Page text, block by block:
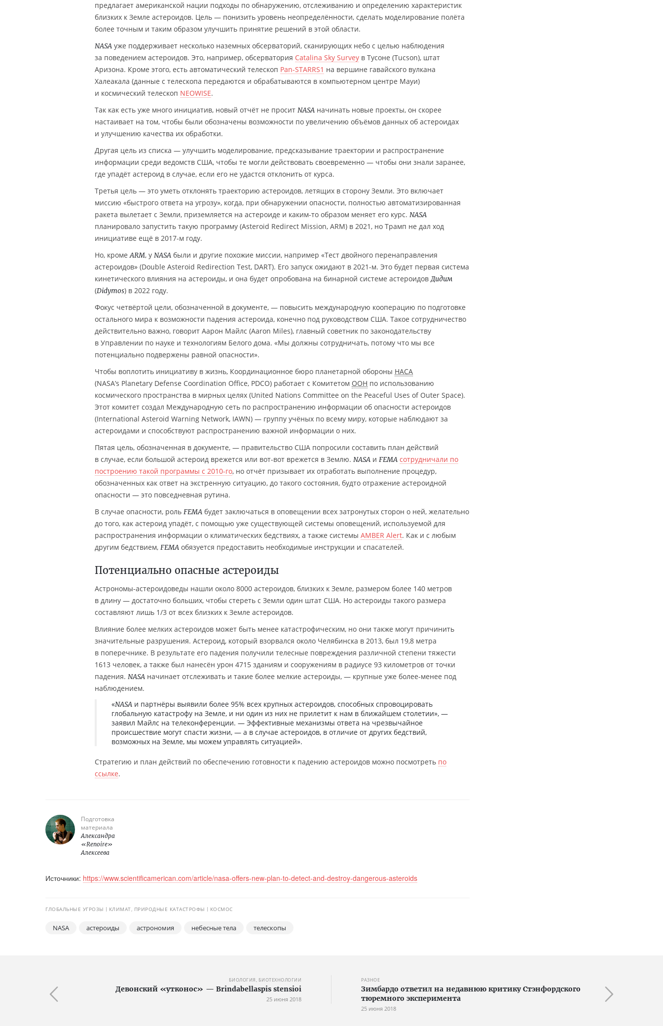
предлагает американской нации подходы по обнаружению, отслеживанию и определению характеристик
близких к Земле астероидов. Цель — понизить уровень неопределённости, сделать моделирование полёта
более точным и таким образом улучшить принятие решений в этой области.
NASA уже поддерживает несколько наземных обсерваторий, сканирующих небо с целью наблюдения
за поведением астероидов. Это, например, обсерватория Catalina Sky Survey в Тусоне (Tucson), штат
Аризона. Кроме этого, есть автоматический телескоп Pan-STARRS1 на вершине гавайского вулкана
Халеакала (данные с телескопа передаются и обрабатываются в компьютерном центре Мауи)
и космический телескоп NEOWISE.
Так как есть уже много инициатив, новый отчёт не просит NASA начинать новые проекты, он скорее
настаивает на том, чтобы были обозначены возможности по увеличению объёмов данных об астероидах
и улучшению качества их обработки.
Другая цель из списка — улучшить моделирование, предсказывание траектории и распространение
информации среди ведомств США, чтобы те могли действовать своевременно — чтобы они знали заранее,
где упадёт астероид в случае, если его не удастся отклонить от курса.
Третья цель — это уметь отклонять траекторию астероидов, летящих в сторону Земли. Это включает
миссию «быстрого ответа на угрозу», когда, при обнаружении опасности, полностью автоматизированная
ракета вылетает с Земли, приземляется на астероиде и каким-то образом меняет его курс. NASA
планировало запустить такую программу (Asteroid Redirect Mission, ARM) в 2021, но Трамп не дал ход
инициативе ещё в 2017-м году.
Но, кромеARM, у NASA были и другие похожие миссии, например «Тест двойного перенаправления
астероидов» (Double Asteroid Redirection Test, DART). Его запуск ожидают в 2021-м. Это будет первая система
кинетического влияния на астероиды, и она будет опробована на бинарной системе астероидов Дидим
(Didymos) в 2022 году.
Фокус четвёртой цели, обозначенной в документе, — повысить международную кооперацию по подготовке
остального мира к возможности падения астероида, конечно под руководством США. Такое сотрудничество
действительно важно, говорит Аарон Майлс (Aaron Miles), главный советник по законодательству
в Управлении по науке и технологиям Белого дома. «Мы должны сотрудничать, потому что мы все
потенциально подвержены равной опасности».
Чтобы воплотить инициативу в жизнь, Координационное бюро планетарной обороны НАСА
(NASA’s Planetary Defense Coordination Office, PDCO) работает с Комитетом ООН по использованию
космического пространства в мирных целях (United Nations Committee on the Peaceful Uses of Outer Space).
Этот комитет создал Международную сеть по распространению информации об опасности астероидов
(International Asteroid Warning Network, IAWN) — группу учёных по всему миру, которые наблюдают за
астероидами и способствуют распространению важной информации о них.
Пятая цель, обозначенная в документе, — правительство США попросили составить план действий
в случае, если большой астероид врежется или вот-вот врежется в Землю. NASA и FEMA сотрудничали по
построению такой программы с 2010-го, но отчёт призывает их отработать выполнение процедур,
обозначенных как ответ на экстренную ситуацию, до такого состояния, будто отражение астероидной
опасности — это повседневная рутина.
В случае опасности, роль FEMA будет заключаться в оповещении всех затронутых сторон о ней, желательно
до того, как астероид упадёт, с помощью уже существующей системы оповещений, используемой для
распространения информации о климатических бедствиях, а также системы AMBER Alert. Как и с любым
другим бедствием, FEMA обязуется предоставить необходимые инструкции и спасателей.
Потенциально опасные астероиды
Астрономы-астероидоведы нашли около 8000 астероидов, близких к Земле, размером более 140 метров
в длину — достаточно больших, чтобы стереть с Земли один штат США. Но астероиды такого размера
составляют лишь 1/3 от всех близких к Земле астероидов.
Влияние более мелких астероидов может быть менее катастрофическим, но они также могут причинить
значительные разрушения. Астероид, который взорвался около Челябинска в 2013, был 19,8 метра
в поперечнике. В результате его падения получили телесные повреждения различной степени тяжести
1613 человек, а также был нанесён урон 4715 зданиям и сооружениям в радиусе 93 километров от точки
падения. NASA начинает отслеживать и такие более мелкие астероиды, — крупные уже более-менее под
наблюдением.
«NASA и партнёры выявили более 95% всех крупных астероидов, способных спровоцировать
глобальную катастрофу на Земле, и ни один из них не прилетит к нам в ближайшем столетии», —
заявил Майлс на телеконференции. — Эффективные механизмы ответа на чрезвычайное
происшествие могут спасти жизни, — а в случае астероидов, в отличие от других бедствий,
возможных на Земле, мы можем управлять ситуацией».
Стратегию и план действий по обеспечению готовности к падению астероидов можно посмотреть по
ссылке.
Подготовка
материала
Александра
«Renoire»
Алексеева
Источники: https://www.scientificamerican.com/article/nasa-offers-new-plan-to-detect-and-destroy-dangerous-asteroids
ГЛОБАЛЬНЫЕ УГРОЗЫ КЛИМАТ, ПРИРОДНЫЕ КАТАСТРОФЫ КОСМОС
NASA астероиды астрономия небесные тела телескопы
БИОЛОГИЯ, БИОТЕХНОЛОГИИ
Девонский «утконос» — Brindabellaspis stensioi
25 июня 2018
РАЗНОЕ
Зимбардо ответил на недавнюю критику Стэнфордского
тюремного эксперимента
25 июня 2018